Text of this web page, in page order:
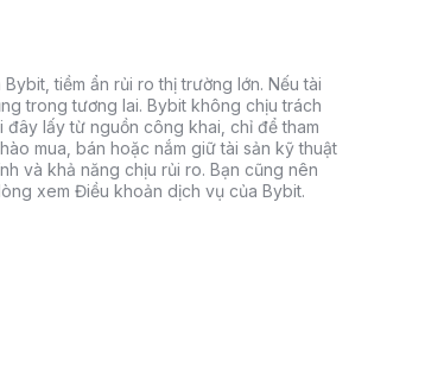
tiềm ẩn rủi ro thị trường lớn. Nếu tài
trong tương lai. Bybit không chịu trách
lấy từ nguồn công khai, chỉ để tham
mua, bán hoặc nắm giữ tài sản kỹ thuật
và khả năng chịu rủi ro. Bạn cũng nên
xem Điều khoản dịch vụ của Bybit.